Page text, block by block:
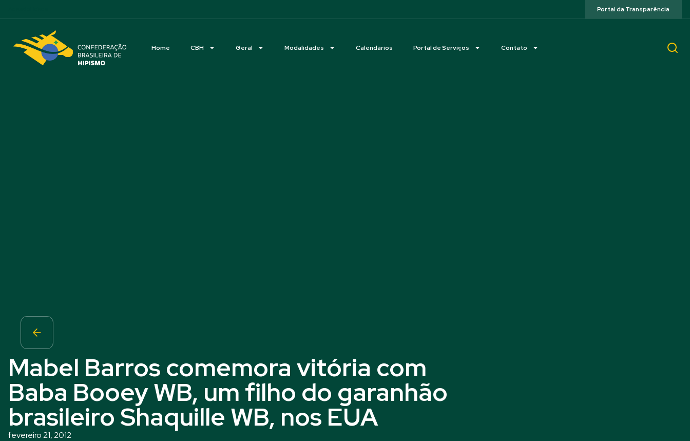
Portal da Transparência
Home CBH Geral Modalidades Calendários Portal de Serviços Contato
Mabel Barros comemora vitória com
Baba Booey WB, um filho do garanhão
brasileiro Shaquille WB, nos EUA
fevereiro 21, 2012